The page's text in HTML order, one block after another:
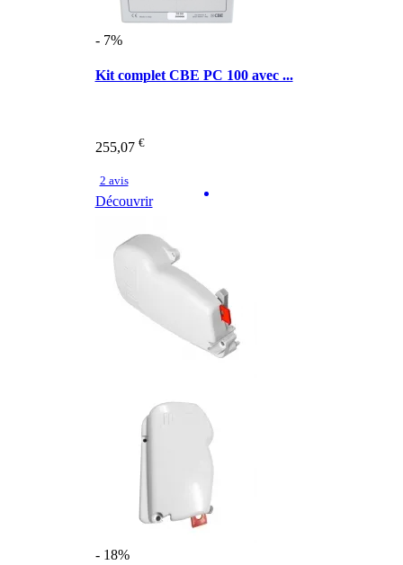
- 7%
Kit complet CBE PC 100 avec ...
255,07 €
2 avis
Découvrir
- 18%